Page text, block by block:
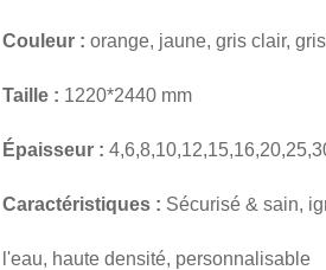
Couleur : orange, jaune, gris clair,
Taille : 1220*2440 mm
Épaisseur :
Caractéristiques : Sécurisé & sain,
l'eau, haute densité, personnalisable